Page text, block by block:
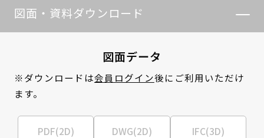
図面・資料ダウンロード
図面データ
※ダウンロードは会員ログイン後にご利用いただけ
ます。
PDF(2D) DWG(2D) IFC(3D)